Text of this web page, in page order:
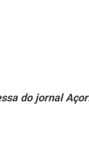
do jornal